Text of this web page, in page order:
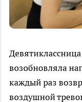
возобновляла
каждый раз
воздушной